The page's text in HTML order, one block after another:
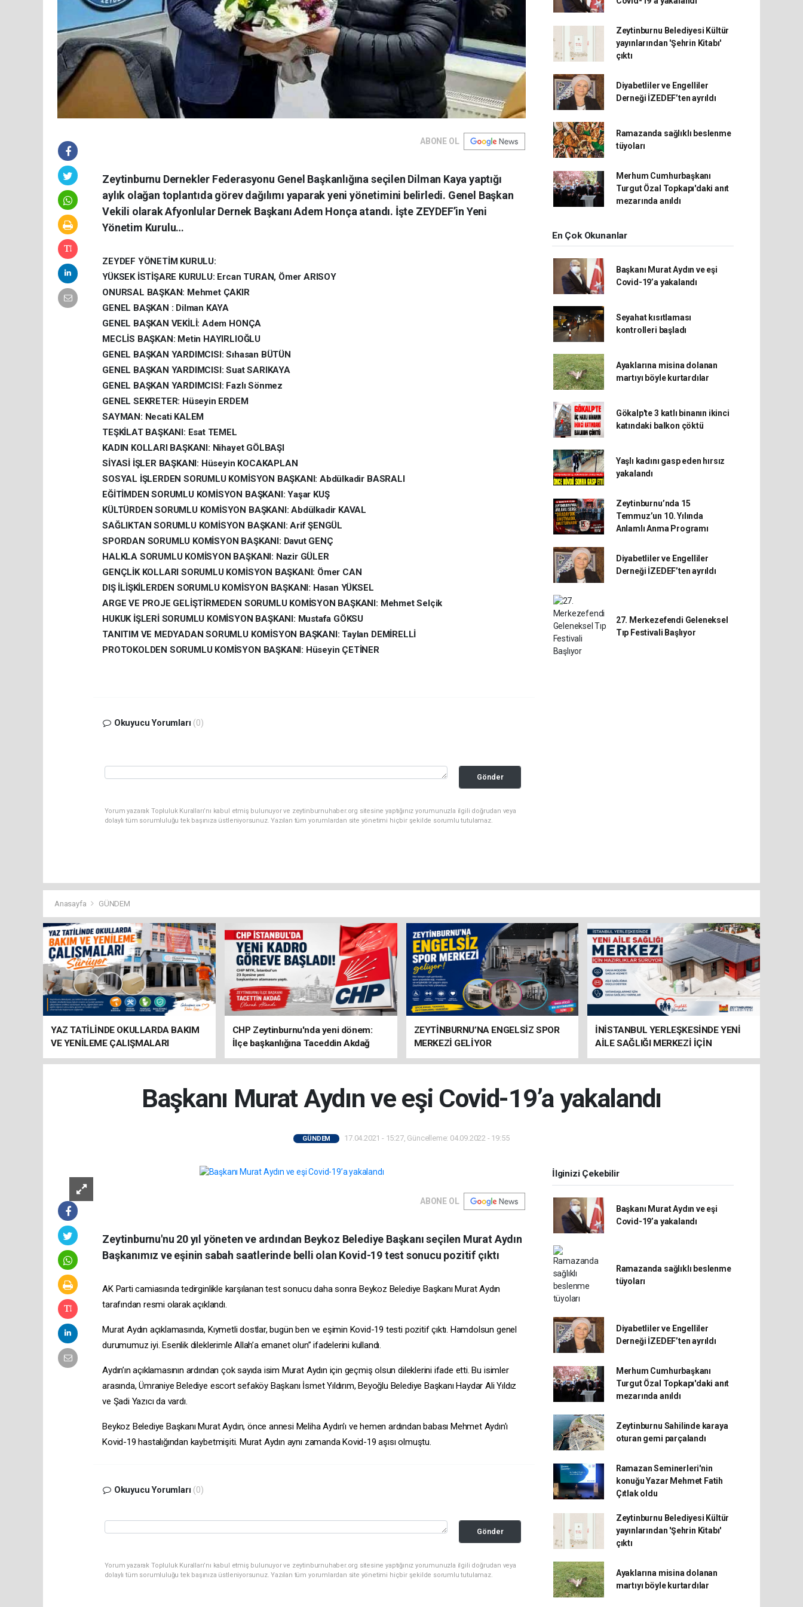
ABONE OL
Zeytinburnu Dernekler Federasyonu Genel Başkanlığına seçilen Dilman Kaya yaptığı
aylık olağan toplantıda görev dağılımı yaparak yeni yönetimini belirledi. Genel Başkan
Vekili olarak Afyonlular Dernek Başkanı Adem Honça atandı. İşte ZEYDEF’in Yeni
Yönetim Kurulu…
ZEYDEF YÖNETİM KURULU:
YÜKSEK İSTİŞARE KURULU: Ercan TURAN, Ömer ARISOY
ONURSAL BAŞKAN: Mehmet ÇAKIR
GENEL BAŞKAN : Dilman KAYA
GENEL BAŞKAN VEKİLİ: Adem HONÇA
MECLİS BAŞKAN: Metin HAYIRLIOĞLU
GENEL BAŞKAN YARDIMCISI: Sıhasan BÜTÜN
GENEL BAŞKAN YARDIMCISI: Suat SARIKAYA
GENEL BAŞKAN YARDIMCISI: Fazlı Sönmez
GENEL SEKRETER: Hüseyin ERDEM
SAYMAN: Necati KALEM
TEŞKİLAT BAŞKANI: Esat TEMEL
KADIN KOLLARI BAŞKANI: Nihayet GÖLBAŞI
SİYASİ İŞLER BAŞKANI: Hüseyin KOCAKAPLAN
SOSYAL İŞLERDEN SORUMLU KOMİSYON BAŞKANI: Abdülkadir BASRALI
EĞİTİMDEN SORUMLU KOMİSYON BAŞKANI: Yaşar KUŞ
KÜLTÜRDEN SORUMLU KOMİSYON BAŞKANI: Abdülkadir KAVAL
SAĞLIKTAN SORUMLU KOMİSYON BAŞKANI: Arif ŞENGÜL
SPORDAN SORUMLU KOMİSYON BAŞKANI: Davut GENÇ
HALKLA SORUMLU KOMİSYON BAŞKANI: Nazir GÜLER
GENÇLİK KOLLARI SORUMLU KOMİSYON BAŞKANI: Ömer CAN
DIŞ İLİŞKİLERDEN SORUMLU KOMİSYON BAŞKANI: Hasan YÜKSEL
ARGE VE PROJE GELİŞTİRMEDEN SORUMLU KOMİSYON BAŞKANI: Mehmet Selçik
HUKUK İŞLERİ SORUMLU KOMİSYON BAŞKANI: Mustafa GÖKSU
TANITIM VE MEDYADAN SORUMLU KOMİSYON BAŞKANI: Taylan DEMİRELLİ
PROTOKOLDEN SORUMLU KOMİSYON BAŞKANI: Hüseyin ÇETİNER
Okuyucu Yorumları (0)
Gönder
Yorum yazarak Topluluk Kuralları’nı kabul etmiş bulunuyor ve zeytinburnuhaber.org sitesine yaptığınız yorumunuzla ilgili doğrudan veya
dolaylı tüm sorumluluğu tek başınıza üstleniyorsunuz. Yazılan tüm yorumlardan site yönetimi hiçbir şekilde sorumlu tutulamaz.
Zeytinburnu Belediyesi Kültür
yayınlarından 'Şehrin Kitabı'
çıktı
Diyabetliler ve Engelliler
Derneği İZEDEF’ten ayrıldı
Ramazanda sağlıklı beslenme
tüyoları
Merhum Cumhurbaşkanı
Turgut Özal Topkapı'daki anıt
mezarında anıldı
En Çok Okunanlar
Başkanı Murat Aydın ve eşi
Covid-19’a yakalandı
Seyahat kısıtlaması
kontrolleri başladı
Ayaklarına misina dolanan
martıyı böyle kurtardılar
Gökalp'te 3 katlı binanın ikinci
katındaki balkon çöktü
Yaşlı kadını gasp eden hırsız
yakalandı
Zeytinburnu’nda 15
Temmuz’un 10. Yılında
Anlamlı Anma Programı
Diyabetliler ve Engelliler
Derneği İZEDEF’ten ayrıldı
27. Merkezefendi Geleneksel
Tıp Festivali Başlıyor
Anasayfa GÜNDEM
YAZ TATİLİNDE OKULLARDA BAKIM
VE YENİLEME ÇALIŞMALARI
SÜRÜYOR
CHP Zeytinburnu'nda yeni dönem:
İlçe başkanlığına Taceddin Akdağ
atandı
ZEYTİNBURNU’NA ENGELSİZ SPOR
MERKEZİ GELİYOR
İNİSTANBUL YERLEŞKESİNDE YENİ
AİLE SAĞLIĞI MERKEZİ İÇİN
HAZIRLIKLAR SÜRÜYOR
Başkanı Murat Aydın ve eşi Covid-19’a yakalandı
GÜNDEM 17.04.2021 - 15:27, Güncelleme: 04.09.2022 - 19:55
ABONE OL
Zeytinburnu'nu 20 yıl yöneten ve ardından Beykoz Belediye Başkanı seçilen Murat Aydın
Başkanımız ve eşinin sabah saatlerinde belli olan Kovid-19 test sonucu pozitif çıktı
AK Parti camiasında tedirginlikle karşılanan test sonucu daha sonra Beykoz Belediye Başkanı Murat Aydın
tarafından resmi olarak açıklandı.
Murat Aydın açıklamasında, Kıymetli dostlar, bugün ben ve eşimin Kovid-19 testi pozitif çıktı. Hamdolsun genel
durumumuz iyi. Esenlik dileklerimle Allah’a emanet olun” ifadelerini kullandı.
Aydın’ın açıklamasının ardından çok sayıda isim Murat Aydın için geçmiş olsun dileklerini ifade etti. Bu isimler
arasında, Ümraniye Belediye escort sefaköy Başkanı İsmet Yıldırım, Beyoğlu Belediye Başkanı Haydar Ali Yıldız
ve Şadi Yazıcı da vardı.
Beykoz Belediye Başkanı Murat Aydın, önce annesi Meliha Aydın'ı ve hemen ardından babası Mehmet Aydın'ı
Kovid-19 hastalığından kaybetmişiti. Murat Aydın aynı zamanda Kovid-19 aşısı olmuştu.
Okuyucu Yorumları (0)
Gönder
Yorum yazarak Topluluk Kuralları’nı kabul etmiş bulunuyor ve zeytinburnuhaber.org sitesine yaptığınız yorumunuzla ilgili doğrudan veya
dolaylı tüm sorumluluğu tek başınıza üstleniyorsunuz. Yazılan tüm yorumlardan site yönetimi hiçbir şekilde sorumlu tutulamaz.
İlginizi Çekebilir
Başkanı Murat Aydın ve eşi
Covid-19’a yakalandı
Ramazanda sağlıklı beslenme
tüyoları
Diyabetliler ve Engelliler
Derneği İZEDEF’ten ayrıldı
Merhum Cumhurbaşkanı
Turgut Özal Topkapı'daki anıt
mezarında anıldı
Zeytinburnu Sahilinde karaya
oturan gemi parçalandı
Ramazan Seminerleri'nin
konuğu Yazar Mehmet Fatih
Çıtlak oldu
Zeytinburnu Belediyesi Kültür
yayınlarından 'Şehrin Kitabı'
çıktı
Ayaklarına misina dolanan
martıyı böyle kurtardılar